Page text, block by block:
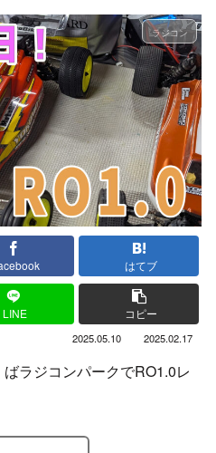
ラジコン
はてブ
LINE コピー
2025.05.10 2025.02.17
ラジコンパークでRO1.0レ